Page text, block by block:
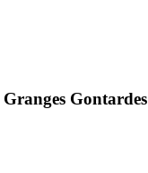
Gontardes